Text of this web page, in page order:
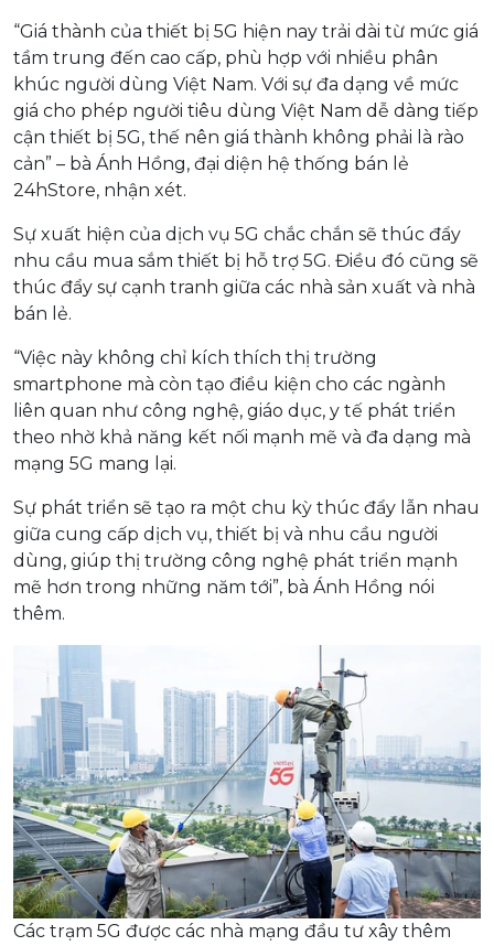
“Giá thành của thiết bị 5G hiện nay trải dài từ mức giá
tầm trung đến cao cấp, phù hợp với nhiều phân
khúc người dùng Việt Nam. Với sự đa dạng về mức
giá cho phép người tiêu dùng Việt Nam dễ dàng tiếp
cận thiết bị 5G, thế nên giá thành không phải là rào
cản” – bà Ánh Hồng, đại diện hệ thống bán lẻ
24hStore, nhận xét.
Sự xuất hiện của dịch vụ 5G chắc chắn sẽ thúc đẩy
nhu cầu mua sắm thiết bị hỗ trợ 5G. Điều đó cũng sẽ
thúc đẩy sự cạnh tranh giữa các nhà sản xuất và nhà
bán lẻ.
“Việc này không chỉ kích thích thị trường
smartphone mà còn tạo điều kiện cho các ngành
liên quan như công nghệ, giáo dục, y tế phát triển
theo nhờ khả năng kết nối mạnh mẽ và đa dạng mà
mạng 5G mang lại.
Sự phát triển sẽ tạo ra một chu kỳ thúc đẩy lẫn nhau
giữa cung cấp dịch vụ, thiết bị và nhu cầu người
dùng, giúp thị trường công nghệ phát triển mạnh
mẽ hơn trong những năm tới”, bà Ánh Hồng nói
thêm.
Các trạm 5G được các nhà mạng đầu tư xây thêm